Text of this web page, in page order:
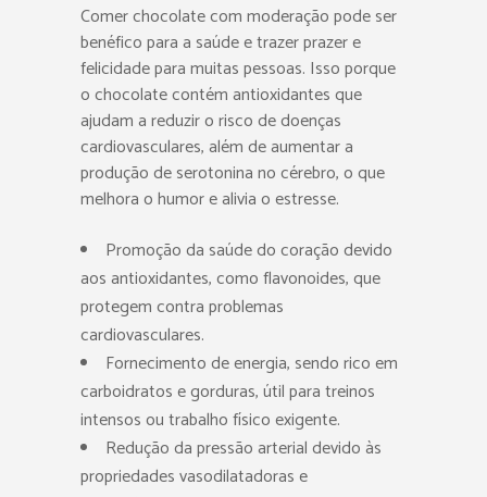
Comer chocolate com moderação pode ser
benéfico para a saúde e trazer prazer e
felicidade para muitas pessoas. Isso porque
o chocolate contém antioxidantes que
ajudam a reduzir o risco de doenças
cardiovasculares, além de aumentar a
produção de serotonina no cérebro, o que
melhora o humor e alivia o estresse.
Promoção da saúde do coração devido
aos antioxidantes, como flavonoides, que
protegem contra problemas
cardiovasculares.
Fornecimento de energia, sendo rico em
carboidratos e gorduras, útil para treinos
intensos ou trabalho físico exigente.
Redução da pressão arterial devido às
propriedades vasodilatadoras e